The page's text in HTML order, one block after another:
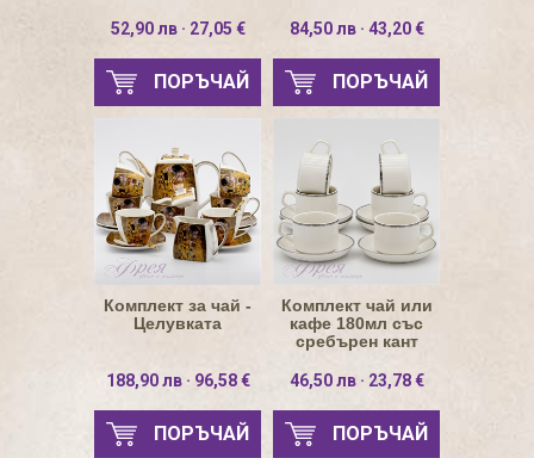
52,90 лв · 27,05 €
ПОРЪЧАЙ
кант
84,50 лв · 43,20 €
ПОРЪЧАЙ
Комплект за чай -
Целувката
188,90 лв · 96,58 €
ПОРЪЧАЙ
Комплект чай или
кафе 180мл със
сребърен кант
46,50 лв · 23,78 €
ПОРЪЧАЙ